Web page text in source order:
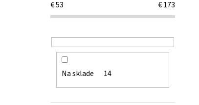
€53 €173
Na sklade 14